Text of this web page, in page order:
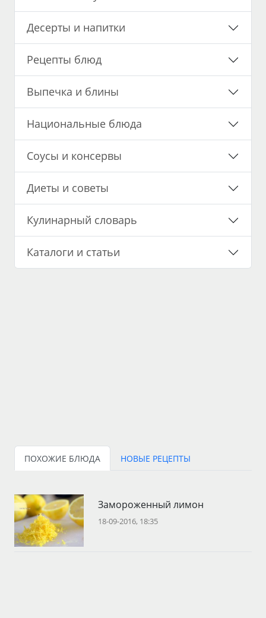
Десерты и напитки
Рецепты блюд
Выпечка и блины
Национальные блюда
Соусы и консервы
Диеты и советы
Кулинарный словарь
Каталоги и статьи
ПОХОЖИЕ БЛЮДА НОВЫЕ РЕЦЕПТЫ
Замороженный лимон
18-09-2016, 18:35